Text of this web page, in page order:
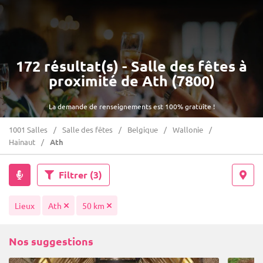
La demande de renseignements est 100% gratuite !
172 résultat(s) - Salle des fêtes à
proximité de Ath (7800)
1001 Salles Salle des fêtes Belgique
Wallonie
Hainaut
Ath
Filtrer (3)
Lieux Ath 50 km
Nos suggestions